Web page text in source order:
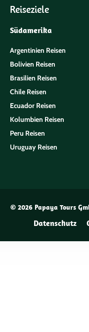
Reiseziele
Südamerika
Argentinien Reisen
Bolivien Reisen
Brasilien Reisen
Chile Reisen
Ecuador Reisen
Kolumbien Reisen
Peru Reisen
Uruguay Reisen
© 2026 Papaya Tours
Datenschutz